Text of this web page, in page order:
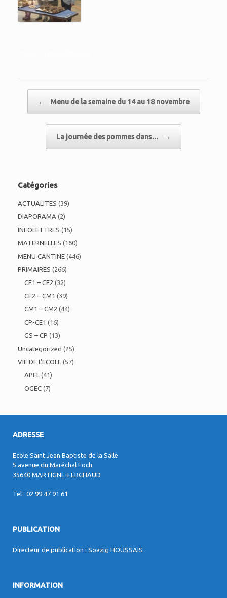
← Menu de la semaine du 14 au 18 novembre
La journée des pommes dans… →
Catégories
ACTUALITES (39)
DIAPORAMA (2)
INFOLETTRES (15)
MATERNELLES (160)
MENU CANTINE (446)
PRIMAIRES (266)
CE1 – CE2 (32)
CE2 – CM1 (39)
CM1 – CM2 (44)
CP-CE1 (16)
GS – CP (13)
Uncategorized (25)
VIE DE L'ECOLE (57)
APEL (41)
OGEC (7)
ADRESSE
Ecole Saint Jean Baptiste de la Salle
5 avenue du Maréchal Foch
35640 MARTIGNE-FERCHAUD
Tel : 02 99 47 91 61
PUBLICATION
Directeur de publication : Soazig HOUSSAIS
INFORMATION